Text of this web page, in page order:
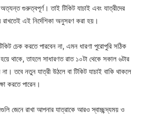
গুরুত্বপূর্ণ। তাই টিকিট যাচাই এবং যাত্রীদের
রাখতেই এই নির্দেশিকা অনুসরণ করা হয়।
চেক করতে পারবেন না, এমন ধারণা পুরোপুরি সঠিক
থাকে, তাহলে সাধারণত রাত ১০টা থেকে সকাল ৬টার
তবে নতুন যাত্রী উঠলে বা টিকিট যাচাই বাকি থাকলে
করতে পারেন।
জেনে রাখা আপনার যাত্রাকে আরও স্বাচ্ছন্দ্যময় ও